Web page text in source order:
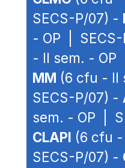
SECS-P/07) -
- OP | SECS-
- II sem. -
MM (6 cfu - II
SECS-P/07) -
sem. - OP |
CLAPI (6 cfu -
SECS-P/07) -